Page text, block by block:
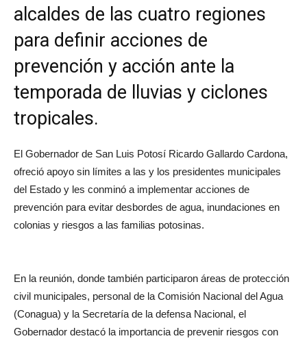
alcaldes de las cuatro regiones
para definir acciones de
prevención y acción ante la
temporada de lluvias y ciclones
tropicales.
El Gobernador de San Luis Potosí Ricardo Gallardo Cardona,
ofreció apoyo sin límites a las y los presidentes municipales
del Estado y les conminó a implementar acciones de
prevención para evitar desbordes de agua, inundaciones en
colonias y riesgos a las familias potosinas.
En la reunión, donde también participaron áreas de protección
civil municipales, personal de la Comisión Nacional del Agua
(Conagua) y la Secretaría de la defensa Nacional, el
Gobernador destacó la importancia de prevenir riesgos con